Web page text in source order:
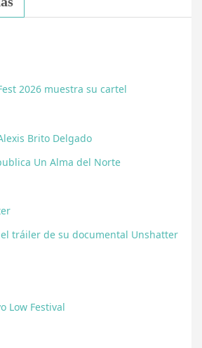
2026 muestra su cartel
Un Alma del Norte
tráiler de su documental Unshatter
Low Festival